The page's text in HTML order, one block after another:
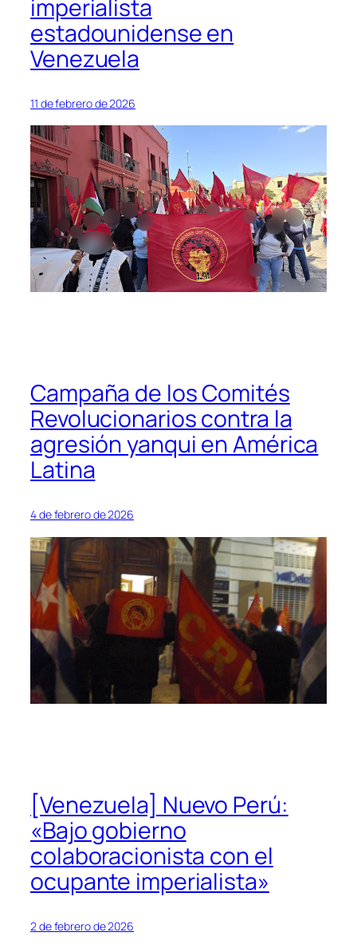
imperialista
estadounidense en
Venezuela
11 de febrero de 2026
Campaña de los Comités
Revolucionarios contra la
agresión yanqui en América
Latina
4 de febrero de 2026
[Venezuela] Nuevo Perú:
«Bajo gobierno
colaboracionista con el
ocupante imperialista»
2 de febrero de 2026